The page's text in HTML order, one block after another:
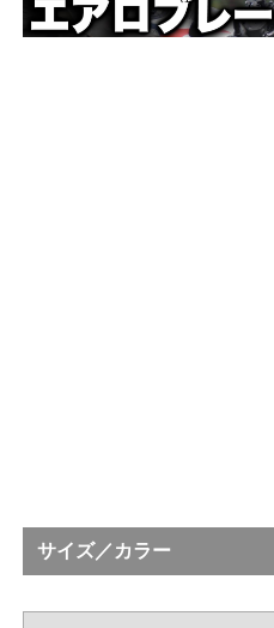
サイズ／カラー